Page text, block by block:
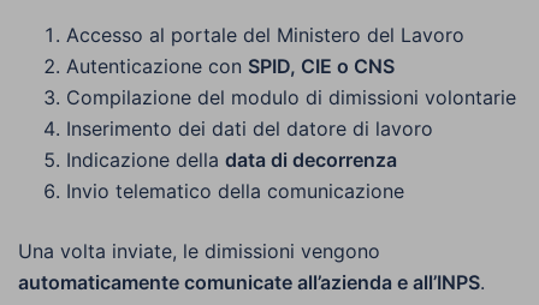
Accesso al portale del Ministero del Lavoro
Autenticazione con SPID, CIE o CNS
Compilazione del modulo di dimissioni volontarie
Inserimento dei dati del datore di lavoro
Indicazione della data di decorrenza
Invio telematico della comunicazione
Una volta inviate, le dimissioni vengono
automaticamente comunicate all’azienda e all’INPS.